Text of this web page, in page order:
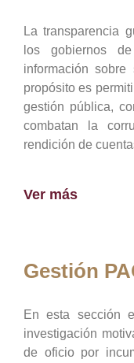
La transparencia
los gobiernos
información
propósito es
gestión pública,
combatan la
rendición de
Ver más
Gestión
En esta sección
investigación
de oficio por